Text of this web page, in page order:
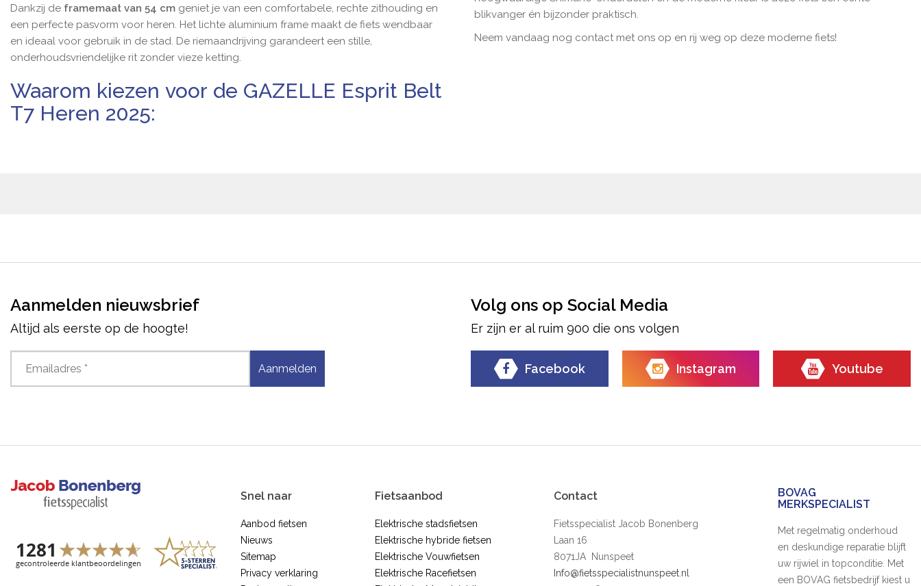
Dankzij de framemaat van 54 cm geniet je van een comfortabele, rechte zithouding en
een perfecte pasvorm voor heren. Het lichte aluminium frame maakt de fiets wendbaar
en ideaal voor gebruik in de stad. De riemaandrijving garandeert een stille,
onderhoudsvriendelijke rit zonder vieze ketting.
Waarom kiezen voor de GAZELLE Esprit Belt
T7 Heren 2025:
blikvanger én bijzonder praktisch.
Neem vandaag nog contact met ons op en rij weg op deze moderne fiets!
Aanmelden nieuwsbrief
Altijd als eerste op de hoogte!
Aanmelden
Volg ons op Social Media
Er zijn er al ruim 900 die ons volgen
Facebook Instagram Youtube
Snel naar
Aanbod fietsen
Nieuws
Sitemap
Privacy verklaring
Fietsaanbod
Elektrische stadsfietsen
Elektrische hybride fietsen
Elektrische Vouwfietsen
Elektrische Racefietsen
Contact
Fietsspecialist Jacob Bonenberg
Laan 16
8071JA Nunspeet
Info@fietsspecialistnunspeet.nl
BOVAG
MERKSPECIALIST
Met regelmatig onderhoud
en deskundige reparatie blijft
uw rijwiel in topconditie. Met
een BOVAG fietsbedrijf kiest u